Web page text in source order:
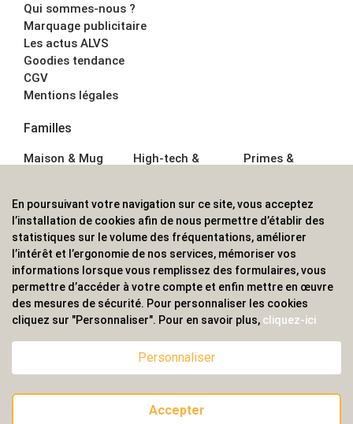
Qui sommes-nous ?
Marquage publicitaire
Les actus ALVS
Goodies tendance
CGV
Mentions légales
Familles
Maison & Mug
Écriture
Bagagerie sacs
High-tech &
Sport &
Outdoor
Enfant
Primes &
Boisson
Textile &
Casquette
Accessoires de
ALVS, fournisseur d'objets publicitaires, pour les
professionnels. Une implantation nationale, une
couverture internationale.
© 2020 ALVS
En poursuivant votre navigation sur ce site, vous acceptez
l’installation de cookies afin de nous permettre d’établir des
statistiques sur le volume des fréquentations, améliorer
l’intérêt et l’ergonomie de nos services, mémoriser vos
informations lorsque vous remplissez des formulaires, vous
permettre d’accéder à votre compte et enfin mettre en œuvre
des mesures de sécurité. Pour personnaliser les cookies
cliquez sur "Personnaliser". Pour en savoir plus, cliquez-ici
Personnaliser
Accepter